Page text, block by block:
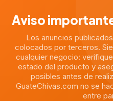
Aviso
Los anuncios
colocados por terceros.
cualquier negocio:
estado del producto y
posibles antes de
GuateChivas.com no se
entre